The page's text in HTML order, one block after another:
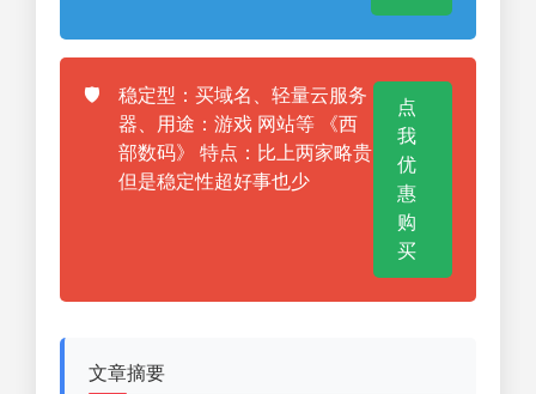
🛡️
稳定型：买域名、轻量云服务
器、用途：游戏 网站等 《西
部数码》 特点：比上两家略贵
但是稳定性超好事也少
点
我
优
惠
购
买
文章摘要